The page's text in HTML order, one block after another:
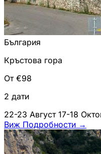
България
Кръстова гора
От €98
2 дати
22-23 Август 17-18
Виж Подробности →